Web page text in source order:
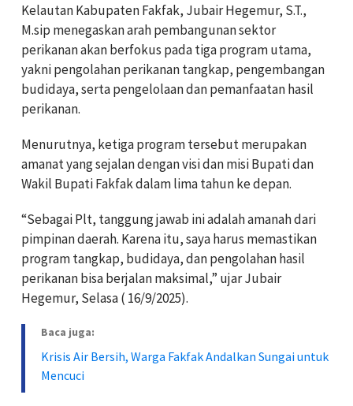
Kelautan Kabupaten Fakfak, Jubair Hegemur, S.T.,
M.sip menegaskan arah pembangunan sektor
perikanan akan berfokus pada tiga program utama,
yakni pengolahan perikanan tangkap, pengembangan
budidaya, serta pengelolaan dan pemanfaatan hasil
perikanan.
Menurutnya, ketiga program tersebut merupakan
amanat yang sejalan dengan visi dan misi Bupati dan
Wakil Bupati Fakfak dalam lima tahun ke depan.
“Sebagai Plt, tanggung jawab ini adalah amanah dari
pimpinan daerah. Karena itu, saya harus memastikan
program tangkap, budidaya, dan pengolahan hasil
perikanan bisa berjalan maksimal,” ujar Jubair
Hegemur, Selasa ( 16/9/2025).
Baca juga:
Krisis Air Bersih, Warga Fakfak Andalkan Sungai untuk
Mencuci